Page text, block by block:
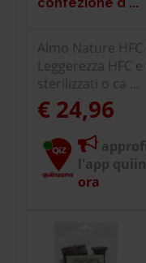
Almo Nature
Leggerezza HFC
sterilizzati o ca ...
€ 24,96
l'app
ora